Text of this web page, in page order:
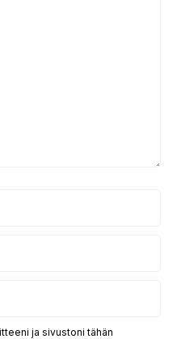
ja sivustoni tähän